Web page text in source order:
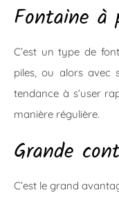
Fontaine à
C’est un type de
piles, ou alors avec
tendance à s’user
manière régulière.
Grande
C’est le grand